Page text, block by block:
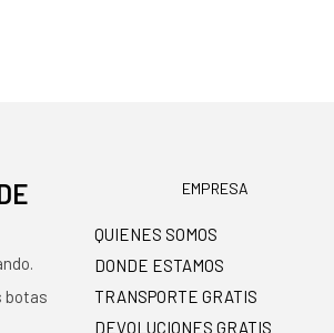
botas
EMPRESA
QUIENES SOMOS
DONDE ESTAMOS
TRANSPORTE GRATIS
DEVOLUCIONES GRATIS